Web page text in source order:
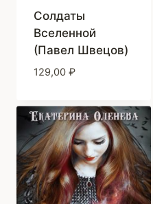
Солдаты
Вселенной
(Павел Швецов)
129,00 ₽